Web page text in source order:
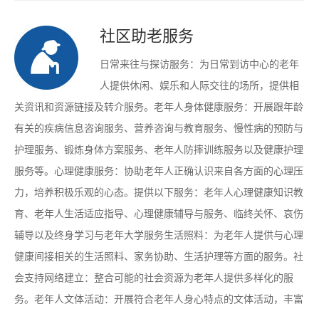
社区助老服务
日常来往与探访服务：为日常到访中心的老年
人提供休闲、娱乐和人际交往的场所，提供相
关资讯和资源链接及转介服务。老年人身体健康服务：开展跟年龄
有关的疾病信息咨询服务、营养咨询与教育服务、慢性病的预防与
护理服务、锻炼身体方案服务、老年人防摔训练服务以及健康护理
服务等。心理健康服务：协助老年人正确认识来自各方面的心理压
力，培养积极乐观的心态。提供以下服务：老年人心理健康知识教
育、老年人生活适应指导、心理健康辅导与服务、临终关怀、哀伤
辅导以及终身学习与老年大学服务生活照料：为老年人提供与心理
健康间接相关的生活照料、家务协助、生活护理等方面的服务。社
会支持网络建立：整合可能的社会资源为老年人提供多样化的服
务。老年人文体活动：开展符合老年人身心特点的文体活动，丰富